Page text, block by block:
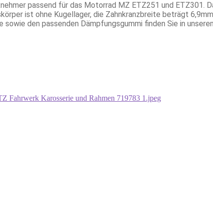
passend für das Motorrad MZ ETZ251 und ETZ301.
ist ohne Kugellager, die Zahnkranzbreite beträgt
den passenden Dämpfungsgummi finden Sie in